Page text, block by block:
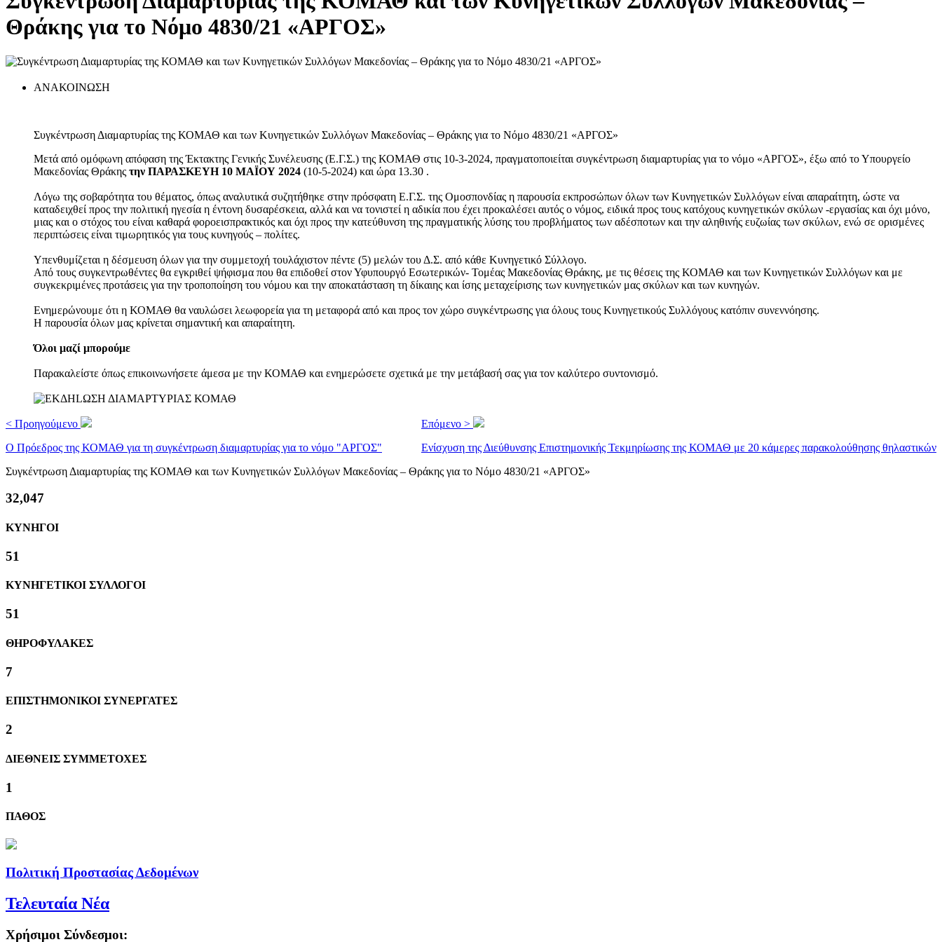
Θράκης για το Νόμο 4830/21 «ΑΡΓΟΣ»
ΑΝΑΚΟΙΝΩΣΗ
Συγκέντρωση Διαμαρτυρίας της ΚΟΜΑΘ και των Κυνηγετικών Συλλόγων Μακεδονίας – Θράκης για το Νόμο 4830/21 «ΑΡΓΟΣ»
Μετά από ομόφωνη απόφαση της Έκτακτης Γενικής Συνέλευσης (Ε.Γ.Σ.) της ΚΟΜΑΘ στις 10-3-2024, πραγματοποιείται συγκέντρωση διαμαρτυρίας για το νόμο «ΑΡΓΟΣ», έξω από το Υπουργείο
Μακεδονίας Θράκης την ΠΑΡΑΣΚΕΥΗ 10 ΜΑΪΟΥ 2024 (10-5-2024) και ώρα 13.30 .
Λόγω της σοβαρότητα του θέματος, όπως αναλυτικά συζητήθηκε στην πρόσφατη Ε.Γ.Σ. της Ομοσπονδίας η παρουσία εκπροσώπων όλων των Κυνηγετικών Συλλόγων είναι απαραίτητη, ώστε να
καταδειχθεί προς την πολιτική ηγεσία η έντονη δυσαρέσκεια, αλλά και να τονιστεί η αδικία που έχει προκαλέσει αυτός ο νόμος, ειδικά προς τους κατόχους κυνηγετικών σκύλων -εργασίας και όχι μόνο,
μιας και ο στόχος του είναι καθαρά φοροεισπρακτικός και όχι προς την κατεύθυνση της πραγματικής λύσης του προβλήματος των αδέσποτων και την αληθινής ευζωίας των σκύλων, ενώ σε ορισμένες
περιπτώσεις είναι τιμωρητικός για τους κυνηγούς – πολίτες.
Υπενθυμίζεται η δέσμευση όλων για την συμμετοχή τουλάχιστον πέντε (5) μελών του Δ.Σ. από κάθε Κυνηγετικό Σύλλογο.
Από τους συγκεντρωθέντες θα εγκριθεί ψήφισμα που θα επιδοθεί στον Υφυπουργό Εσωτερικών- Τομέας Μακεδονίας Θράκης, με τις θέσεις της ΚΟΜΑΘ και των Κυνηγετικών Συλλόγων και με
συγκεκριμένες προτάσεις για την τροποποίηση του νόμου και την αποκατάσταση τη δίκαιης και ίσης μεταχείρισης των κυνηγετικών μας σκύλων και των κυνηγών.
Ενημερώνουμε ότι η ΚΟΜΑΘ θα ναυλώσει λεωφορεία για τη μεταφορά από και προς τον χώρο συγκέντρωσης για όλους τους Κυνηγετικούς Συλλόγους κατόπιν συνεννόησης.
Η παρουσία όλων μας κρίνεται σημαντική και απαραίτητη.
Όλοι μαζί μπορούμε
Παρακαλείστε όπως επικοινωνήσετε άμεσα με την ΚΟΜΑΘ και ενημερώσετε σχετικά με την μετάβασή σας για τον καλύτερο συντονισμό.
< Προηγούμενο
Ο Πρόεδρος της ΚΟΜΑΘ για τη συγκέντρωση διαμαρτυρίας για το νόμο "ΑΡΓΟΣ"
Επόμενο >
Ενίσχυση της Διεύθυνσης Επιστημονικής Τεκμηρίωσης της ΚΟΜΑΘ με 20 κάμερες παρακολούθησης θηλαστικών
Συγκέντρωση Διαμαρτυρίας της ΚΟΜΑΘ και των Κυνηγετικών Συλλόγων Μακεδονίας – Θράκης για το Νόμο 4830/21 «ΑΡΓΟΣ»
38,163
ΚΥΝΗΓΟΙ
61
ΚΥΝΗΓΕΤΙΚΟΙ ΣΥΛΛΟΓΟΙ
61
ΘΗΡΟΦΥΛΑΚΕΣ
8
ΕΠΙΣΤΗΜΟΝΙΚΟΙ ΣΥΝΕΡΓΑΤΕΣ
2
ΔΙΕΘΝΕΙΣ ΣΥΜΜΕΤΟΧΕΣ
1
ΠΑΘΟΣ
Πολιτική Προστασίας Δεδομένων
Τελευταία Νέα
Χρήσιμοι Σύνδεσμοι: